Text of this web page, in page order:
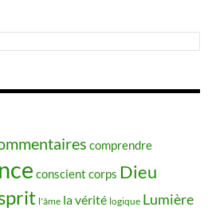
comprendre
conscient corps Dieu
l'âme la vérité logique Lumière